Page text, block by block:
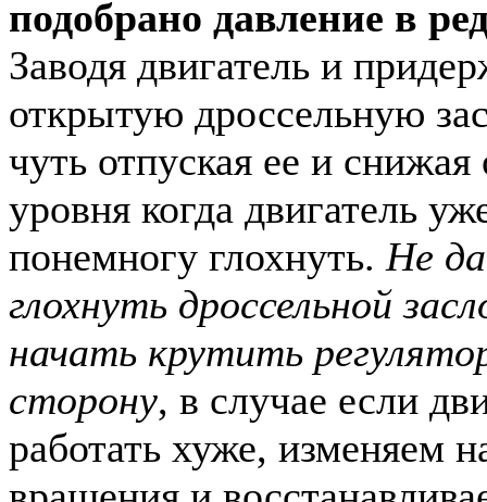
подобрано давление в
Заводя двигатель и
открытую дроссельную
чуть отпуская ее и
уровня когда двигатель
понемногу глохнуть. Не
глохнуть дроссельной
начать крутить
сторону, в случае если
работать хуже, изменяем